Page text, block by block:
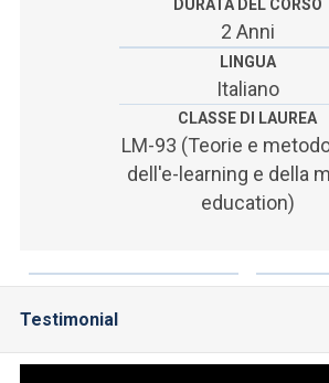
SEI UN DOCENTE O UN MEMBRO DELLO STAFF
ACCEDI A CLOUDMAIL
DURATA DEL CORSO
2 Anni
LINGUA
Italiano
CLASSE DI LAUREA
LM-93 (Teorie e
dell'e-learning e della
education)
Testimonial